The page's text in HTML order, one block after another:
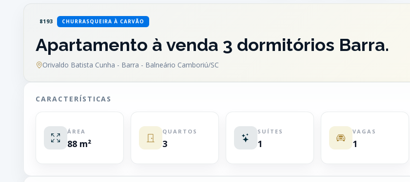
8193 CHURRASQUEIRA À CARVÃO
Apartamento à venda 3 dormitórios Barra.
Orivaldo Batista Cunha - Barra - Balneário Camboriú/SC
CARACTERÍSTICAS
ÁREA
88 m²
QUARTOS
3
SUÍTES
1
VAGAS
1